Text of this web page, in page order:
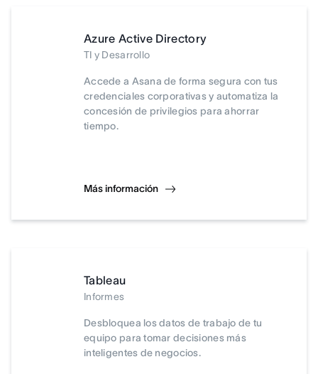
Azure Active Directory
TI y Desarrollo
Accede a Asana de forma segura con tus
credenciales corporativas y automatiza la
concesión de privilegios para ahorrar
tiempo.
Más información
Tableau
Informes
Desbloquea los datos de trabajo de tu
equipo para tomar decisiones más
inteligentes de negocios.